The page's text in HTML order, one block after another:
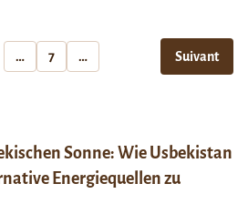
… 7 … Suivant
Sonne: Wie Usbekistan
Energiequellen zu